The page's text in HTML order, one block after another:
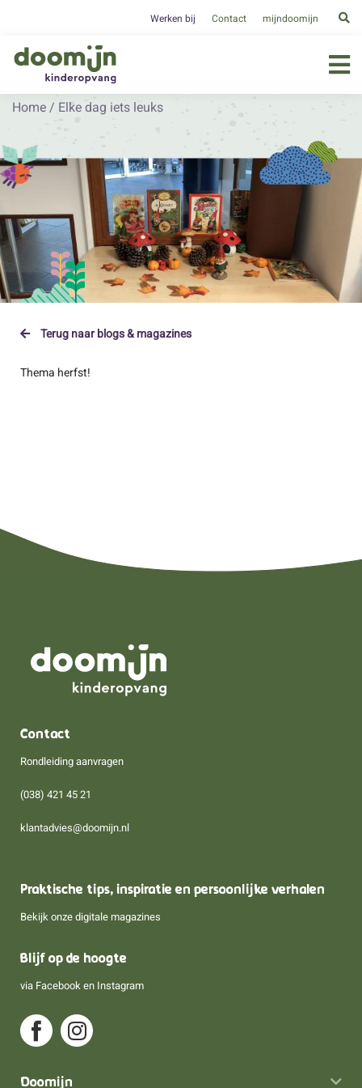
Werken bij Contact mijndoomijn
Home / Elke dag iets leuks
Terug naar blogs & magazines
Thema herfst!
Doomijn
Contact
Rondleiding aanvragen
(038) 421 45 21
klantadvies@doomijn.nl
Praktische tips, inspiratie en persoonlijke verhalen
Bekijk onze digitale magazines
Blijf op de hoogte
via Facebook en Instagram